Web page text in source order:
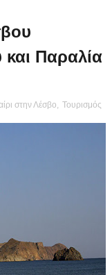
Παραλία
στην Λέσβο Τουρισμός